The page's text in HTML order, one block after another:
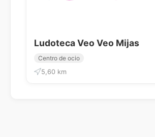
Ludoteca Veo Veo Mijas
Centro de ocio
5,60 km